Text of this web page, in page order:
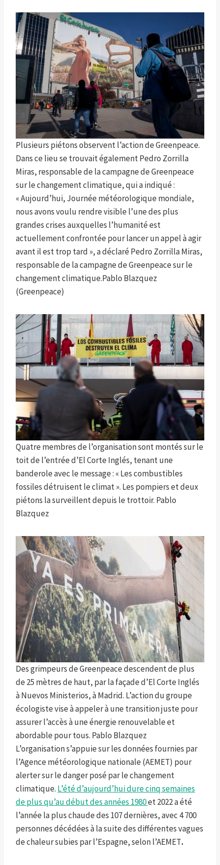
Plusieurs piétons observent l’action de Greenpeace.
Dans ce lieu se trouvait également Pedro Zorrilla
Miras, responsable de la campagne de Greenpeace
sur le changement climatique, qui a indiqué :
« Aujourd’hui, Journée météorologique mondiale,
nous avons voulu rendre visible l’une des plus
grandes crises auxquelles l’humanité est
actuellement confrontée pour lancer un appel à agir
avant il est trop tard », a déclaré Pedro Zorrilla Miras,
responsable de la campagne de Greenpeace sur le
changement climatique.Pablo Blazquez
(Greenpeace)
Quatre membres de l’organisation sont montés sur le
toit de l’entrée d’El Corte Inglés, tenant une
banderole avec le message : « Les combustibles
fossiles détruisent le climat ». Les pompiers et deux
piétons la surveillent depuis le trottoir. Pablo
Blazquez
Des grimpeurs de Greenpeace descendent de plus
de 25 mètres de haut, par la façade d’El Corte Inglés
à Nuevos Ministerios, à Madrid. L’action du groupe
écologiste vise à appeler à une transition juste pour
assurer l’accès à une énergie renouvelable et
abordable pour tous. Pablo Blazquez
L’organisation s’appuie sur les données fournies par
l’Agence météorologique nationale (AEMET) pour
alerter sur le danger posé par le changement
climatique. L’été d’aujourd’hui dure cinq semaines
de plus qu’au début des années 1980et 2022 a été
l’année la plus chaude des 107 dernières, avec 4 700
personnes décédées à la suite des différentes vagues
de chaleur subies par l’Espagne, selon l’AEMET.